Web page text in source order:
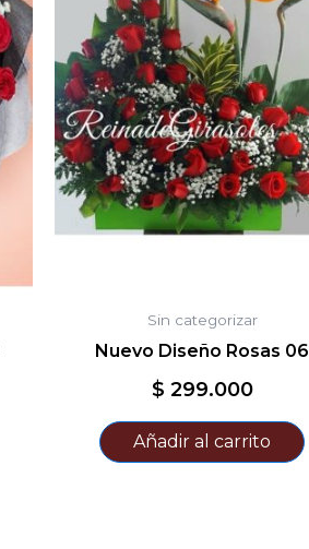
Sin categorizar
Nuevo Diseño Rosas 06
$ 299.000
Añadir al carrito